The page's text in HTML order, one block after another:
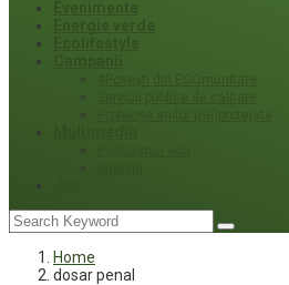
Home
dosar penal